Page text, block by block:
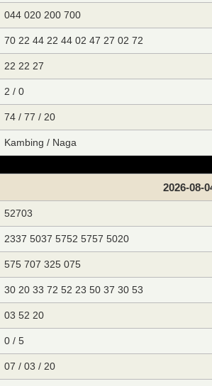
044 020 200 700
70 22 44 22 44 02 47 27 02 72
22 22 27
2 / 0
74 / 77 / 20
Kambing / Naga
2026-08-
52703
2337 5037 5752 5757 5020
575 707 325 075
30 20 33 72 52 23 50 37 30 53
03 52 20
0 / 5
07 / 03 / 20